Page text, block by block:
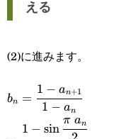
える
(2)に進みます。
b_n=\cfrac{1-
a_{n+1}}{1-
bn =
1 − an
1 − an+1
=\cfrac{1-
1 − sin
π an